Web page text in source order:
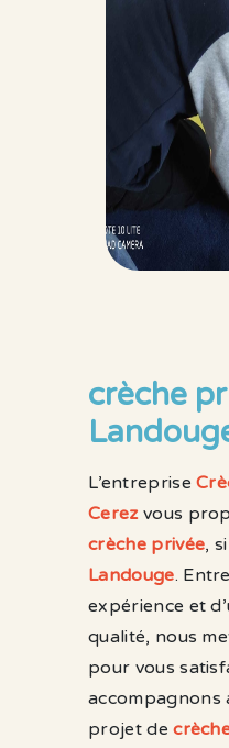
crèche
L’entreprise
Cerezvous
crèche privée,
Landouge.
expérience et
qualité, nous
pour vous
accompagnons
projet de